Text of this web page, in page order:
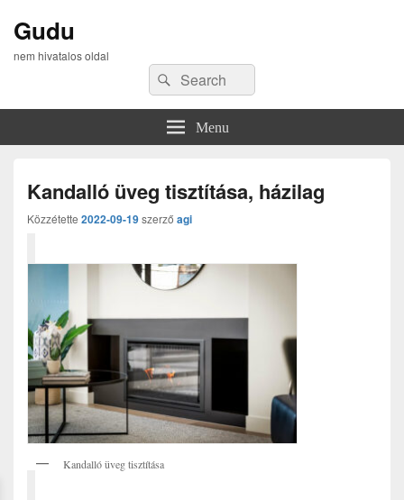
Gudu
nem hivatalos oldal
Search
for:
Search
Menu
Kandalló üveg tisztítása, házilag
Közzétette 2022-09-19szerző agi
Kandalló üveg tisztítása